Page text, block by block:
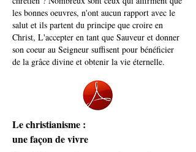
les bonnes oeuvres, n'ont aucun rapport avec le
salut et ils partent du principe que croire en
Christ, L'accepter en tant que Sauveur et donner
son coeur au Seigneur suffisent pour bénéficier
de la grâce divine et obtenir la vie éternelle.
Le christianisme :
une façon de vivre